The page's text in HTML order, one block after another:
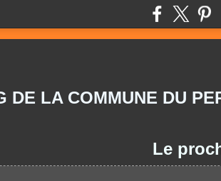
DE LA COMMUNE DU
Le prochain